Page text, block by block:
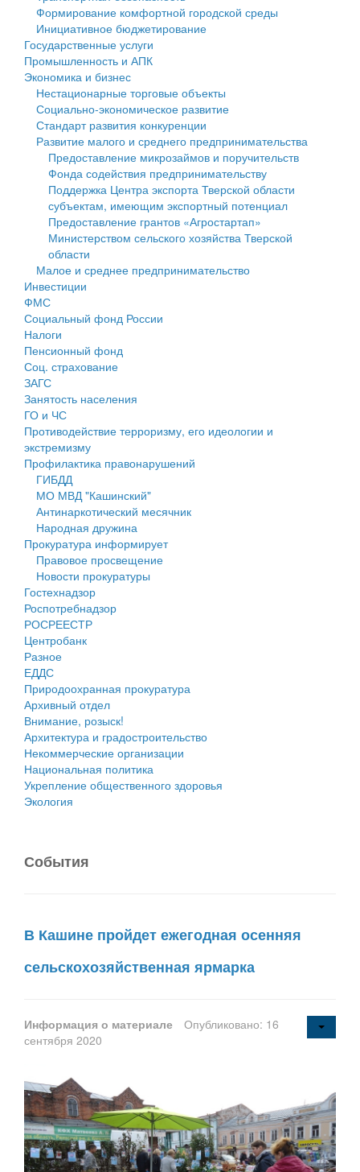
Государственные услуги
Промышленность и АПК
Экономика и бизнес
Символика
Устав
Гостям округа
Туризм
Культура
Образование
Здравоохранение
Социальная защита
Фотоальбом
муниципального округа Тверской области
Администрация Кашинского муниципального округа
Тверской области
Управление сельскими территориями
Открытые данные
Работа с обращениями граждан
Муниципальный контроль
Муниципальные услуги
Проекты административных регламентов
Антимонопольный комплаенс
Противодействие коррупции
Финансовое управление
Бюджет для граждан
Имущество
Выявление правообладателей ранее учтенных
объектов недвижимости
Имущественная поддержка субъектов малого и
среднего предпринимательства
Информационная поддержка субъектов малого и
среднего предпринимательства
Муниципальные программы
Контрольно-счетная палата
Персональные данные
Оценка регулирующего воздействия
Деятельность МУ
Нормативы градостроительного проектирования
Правила землепользования и застройки
Генеральные планы
Проекты планировки территории
Собрание депутатов
Городское поселение
Сельские поселения
Формирование комфортной городской среды
Инициативное бюджетирование
Государственные услуги
Промышленность и АПК
Экономика и бизнес
Нестационарные торговые объекты
Социально-экономическое развитие
Стандарт развития конкуренции
Развитие малого и среднего предпринимательства
Предоставление микрозаймов и поручительств
Фонда содействия предпринимательству
Поддержка Центра экспорта Тверской области
субъектам, имеющим экспортный потенциал
Предоставление грантов «Агростартап»
Министерством сельского хозяйства Тверской
области
Малое и среднее предпринимательство
Инвестиции
ФМС
Социальный фонд России
Налоги
Пенсионный фонд
Соц. страхование
ЗАГС
Занятость населения
ГО и ЧС
Противодействие терроризму, его идеологии и
экстремизму
Профилактика правонарушений
ГИБДД
МО МВД "Кашинский"
Антинаркотический месячник
Народная дружина
Прокуратура информирует
Правовое просвещение
Новости прокуратуры
Гостехнадзор
Роспотребнадзор
РОСРЕЕСТР
Центробанк
Разное
ЕДДС
Природоохранная прокуратура
Архивный отдел
Внимание, розыск!
Архитектура и градостроительство
Некоммерческие организации
Национальная политика
Укрепление общественного здоровья
Экология
События
В Кашине пройдет ежегодная осенняя
сельскохозяйственная ярмарка
Информация о материале
Опубликовано: 16
сентября 2020